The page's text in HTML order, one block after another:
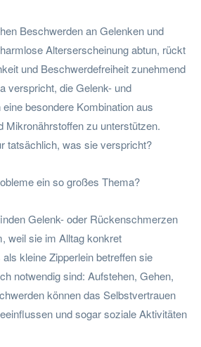
Beschwerden an Gelenken und
Alterserscheinung abtun, rückt
und Beschwerdefreiheit zunehmend
verspricht, die Gelenk- und
besondere Kombination aus
Mikronährstoffen zu unterstützen.
tatsächlich, was sie verspricht?
ein so großes Thema?
Gelenk- oder Rückenschmerzen
weil sie im Alltag konkret
kleine Zipperlein betreffen sie
notwendig sind: Aufstehen, Gehen,
können das Selbstvertrauen
und sogar soziale Aktivitäten